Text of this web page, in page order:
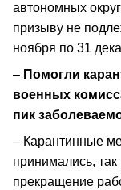
автономных
призыву не
ноября по 31
– Помогли
военных
пик
– Карантинные
принимались,
прекращение